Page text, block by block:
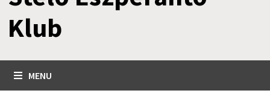
Klub
MENU